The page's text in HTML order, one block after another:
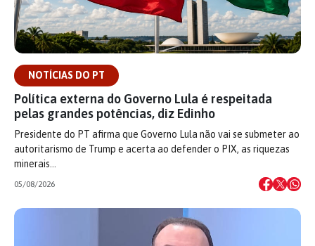
NOTÍCIAS DO PT
Política externa do Governo Lula é respeitada
pelas grandes potências, diz Edinho
Presidente do PT afirma que Governo Lula não vai se submeter ao
autoritarismo de Trump e acerta ao defender o PIX, as riquezas
minerais…
05/08/2026